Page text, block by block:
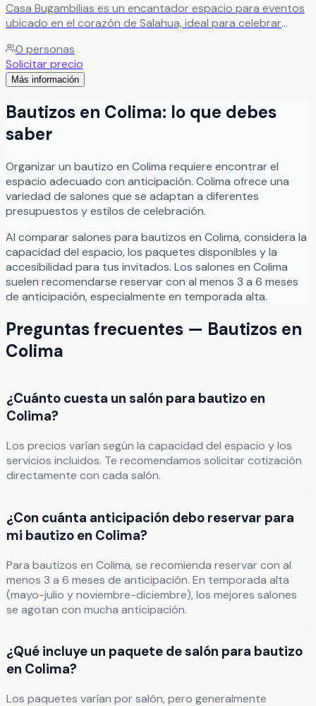
Casa Bugambilias es un encantador espacio para eventos
ubicado en el corazón de Salahua, ideal para celebrar
acogedor. El recinto cuenta con una amplia terraza frente
a hermosos jardines, creando el escenario perfecto para
bodas, XV años, aniversarios, cumpleaños, reuniones
Bugambilias cada evento se disfruta en un entorno lleno
de tranquilidad, belleza natural y excelente ambiente,
ofreciendo espacios ideales para compartir experiencias
0 personas
Solicitar precio
Más información
Bautizos en Colima: lo que debes
saber
Organizarun bautizo en Colima requiere encontrar el
espacio adecuado con anticipación. Colima ofrece una
variedad de salones que se adaptan a diferentes
presupuestos y estilos de celebración.
Al comparar salones para bautizos en Colima, considera la
capacidad del espacio, los paquetes disponibles y la
accesibilidad para tus invitados. Los salones en Colima
suelen recomendarse reservar con al menos 3 a 6 meses
de anticipación, especialmente en temporada alta.
Preguntas frecuentes — Bautizos en
Colima
¿Cuánto cuesta un salón para bautizo en
Colima?
Los precios varían según la capacidad del espacio y los
servicios incluidos. Te recomendamos solicitar cotización
directamente con cada salón.
¿Con cuánta anticipación debo reservar para
mi bautizo en Colima?
Para bautizos en Colima, se recomienda reservar con al
menos 3 a 6 meses de anticipación. En temporada alta
(mayo-julio y noviembre-diciembre), los mejores salones
se agotan con mucha anticipación.
¿Qué incluye un paquete de salón para bautizo
en Colima?
Los paquetes varían por salón, pero generalmente